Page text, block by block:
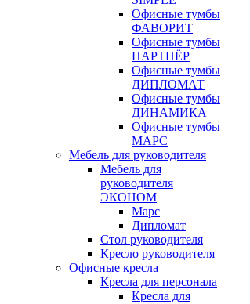
Офисные тумбы
ФАВОРИТ
Офисные тумбы
ПАРТНЁР
Офисные тумбы
ДИПЛОМАТ
Офисные тумбы
ДИНАМИКА
Офисные тумбы
МАРС
Мебель для руководителя
Мебель для
руководителя
ЭКОНОМ
Марс
Дипломат
Стол руководителя
Кресло руководителя
Офисные кресла
Кресла для персонала
Кресла для